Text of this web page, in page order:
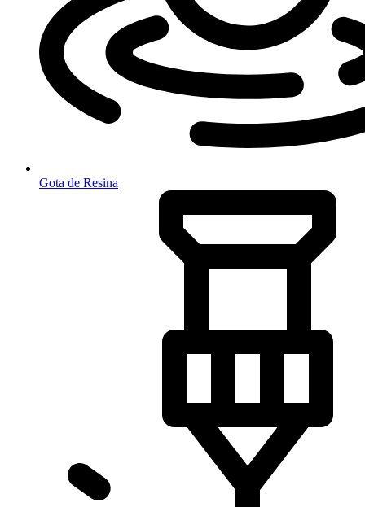
Gota de Resina